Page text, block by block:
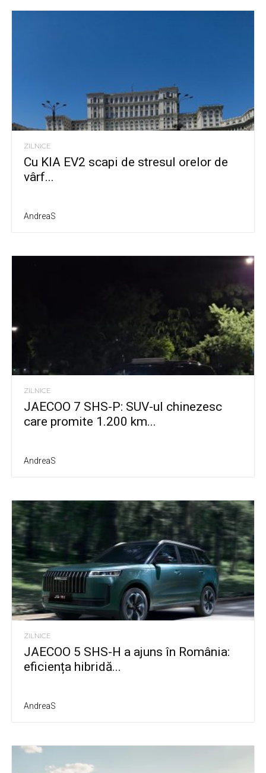
ZILNICE
Cu KIA EV2 scapi de stresul orelor de
vârf...
AndreaS
ZILNICE
JAECOO 7 SHS-P: SUV-ul chinezesc
care promite 1.200 km...
AndreaS
ZILNICE
JAECOO 5 SHS-H a ajuns în România:
eficiența hibridă...
AndreaS